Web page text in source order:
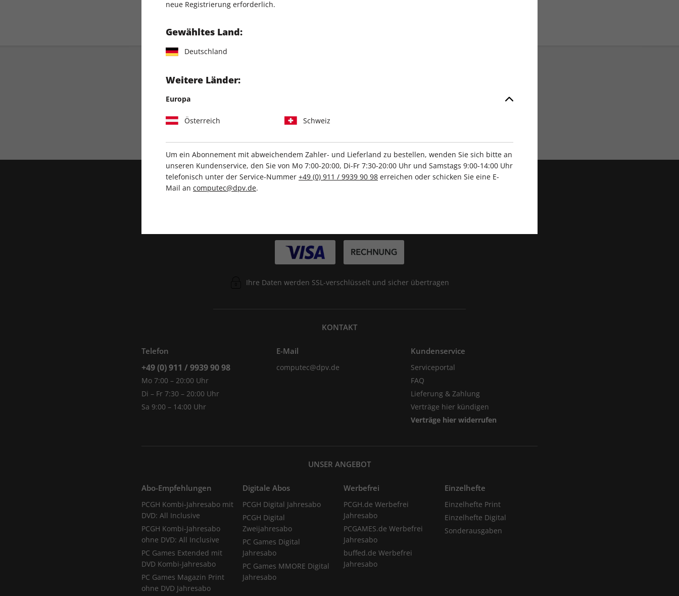
Ihre Daten werden SSL-verschlüsselt und sicher übertragen
KONTAKT
Telefon
+49 (0) 911 / 9939 90 98
Mo 7:00 – 20:00 Uhr
Di – Fr 7:30 – 20:00 Uhr
Sa 9:00 – 14:00 Uhr
E-Mail
computec@dpv.de
Kundenservice
Serviceportal
FAQ
Lieferung & Zahlung
Verträge hier kündigen
Verträge hier widerrufen
UNSER ANGEBOT
Abo-Empfehlungen
PCGH Kombi-Jahresabo mit
DVD: All Inclusive
PCGH Kombi-Jahresabo
ohne DVD: All Inclusive
PC Games Extended mit
DVD Kombi-Jahresabo
PC Games Magazin Print
ohne DVD Jahresabo
Digitale Abos
PCGH Digital Jahresabo
PCGH Digital
Zweijahresabo
PC Games Digital
Jahresabo
PC Games MMORE Digital
Jahresabo
Werbefrei
PCGH.de Werbefrei
Jahresabo
PCGAMES.de Werbefrei
Jahresabo
buffed.de Werbefrei
Jahresabo
Einzelhefte
Einzelhefte Print
Einzelhefte Digital
Sonderausgaben
neue Registrierung erforderlich.
Gewähltes Land:
Deutschland
Weitere Länder:
Europa
Österreich Schweiz
Um ein Abonnement mit abweichendem Zahler- und Lieferland zu bestellen, wenden Sie sich bitte an
unseren Kundenservice, den Sie von Mo 7:00-20:00, Di-Fr 7:30-20:00 Uhr und Samstags 9:00-14:00 Uhr
telefonisch unter der Service-Nummer +49 (0) 911 / 9939 90 98 erreichen oder schicken Sie eine E-
Mail an computec@dpv.de.